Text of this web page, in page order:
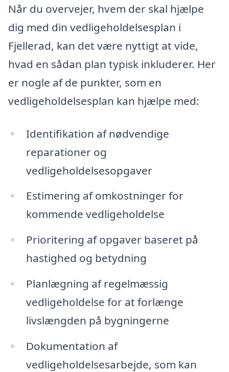
Når du overvejer, hvem der skal hjælpe
dig med din vedligeholdelsesplan i
Fjellerad, kan det være nyttigt at vide,
hvad en sådan plan typisk inkluderer. Her
er nogle af de punkter, som en
vedligeholdelsesplan kan hjælpe med:
Identifikation af nødvendige
reparationer og
vedligeholdelsesopgaver
Estimering af omkostninger for
kommende vedligeholdelse
Prioritering af opgaver baseret på
hastighed og betydning
Planlægning af regelmæssig
vedligeholdelse for at forlænge
livslængden på bygningerne
Dokumentation af
vedligeholdelsesarbejde, som kan